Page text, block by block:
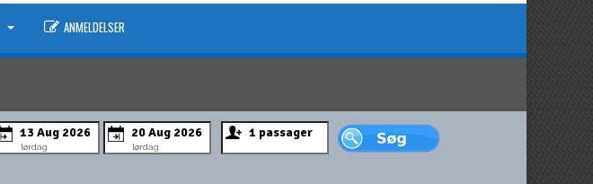
ANMELDELSER
lørdag lørdag